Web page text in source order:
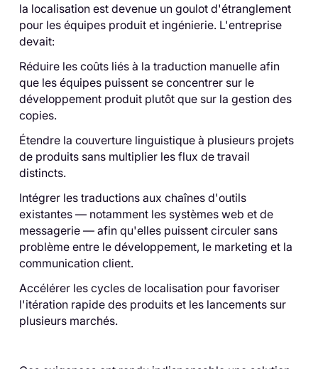
la localisation est devenue un goulot d'étranglement
pour les équipes produit et ingénierie. L'entreprise
devait:
Réduire les coûts liés à la traduction manuelle afin
que les équipes puissent se concentrer sur le
développement produit plutôt que sur la gestion des
copies.
Étendre la couverture linguistique à plusieurs projets
de produits sans multiplier les flux de travail
distincts.
Intégrer les traductions aux chaînes d'outils
existantes — notamment les systèmes web et de
messagerie — afin qu'elles puissent circuler sans
problème entre le développement, le marketing et la
communication client.
Accélérer les cycles de localisation pour favoriser
l'itération rapide des produits et les lancements sur
plusieurs marchés.